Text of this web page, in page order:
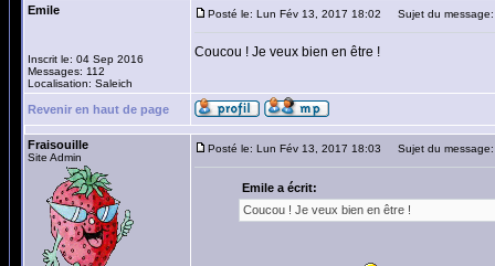
Emile
Inscrit le: 04 Sep 2016
Messages: 112
Localisation: Saleich
Posté le: Lun Fév 13, 2017 18:02 Sujet du message:
Coucou ! Je veux bien en être !
Revenir en haut de page
Fraisouille
Site Admin
Posté le: Lun Fév 13, 2017 18:03 Sujet du message:
Emile a écrit:
Coucou ! Je veux bien en être !